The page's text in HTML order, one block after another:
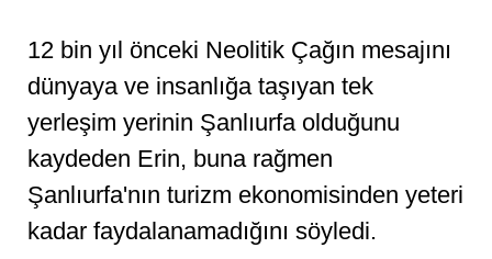
12 bin yıl önceki Neolitik Çağın mesajını
dünyaya ve insanlığa taşıyan tek
yerleşim yerinin Şanlıurfa olduğunu
kaydeden Erin, buna rağmen
Şanlıurfa'nın turizm ekonomisinden yeteri
kadar faydalanamadığını söyledi.